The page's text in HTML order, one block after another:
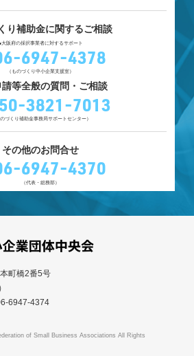
り補助金に関するご相談
大阪府の採択事業者に対するサポート
6947-4378
（ものづくり中小企業支援室）
請等全般の質問・ご相談
3821-7013
のづくり補助金事務局サポートセンター）
その他のお問合せ
6947-4370
（代表・総務部）
町橋2番5号
6947-4374
of Small Business Associations All Rights